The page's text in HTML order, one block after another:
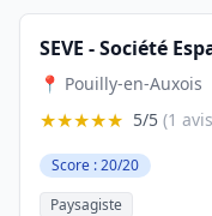
📍 Pouilly-en-Auxois
★★★★★ 5/5 (1
Score : 20/20
Paysagiste